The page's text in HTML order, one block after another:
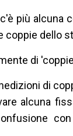
più alcuna
coppie dello
di
di
alcuna